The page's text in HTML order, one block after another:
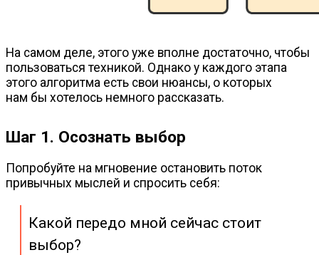
На самом деле, этого уже вполне достаточно, чтобы
пользоваться техникой. Однако у каждого этапа
этого алгоритма есть свои нюансы, о которых
нам бы хотелось немного рассказать.
Шаг 1. Осознать выбор
Попробуйте на мгновение остановить поток
привычных мыслей и спросить себя:
Какой передо мной сейчас стоит
выбор?